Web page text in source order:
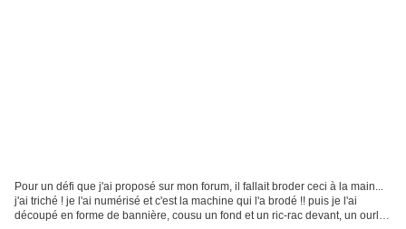
Pour un défi que j'ai proposé sur mon forum, il fallait broder ceci à la main...
j'ai triché ! je l'ai numérisé et c'est la machine qui l'a brodé !! puis je l'ai
découpé en forme de bannière, cousu un fond et un ric-rac devant, un ourlet